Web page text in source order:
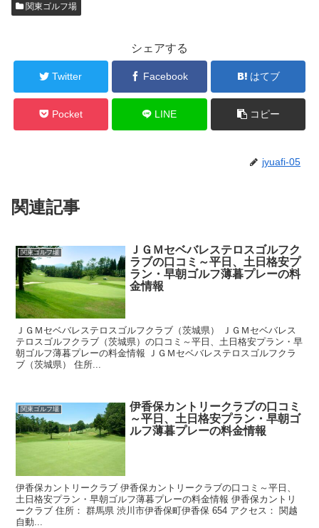
関東ゴルフ場
シェアする
Twitter Facebook はてブ
Pocket LINE コピー
jyuafi-05
関連記事
関東ゴルフ場
ＪＧＭセベバレステロスゴルフク
ラブの口コミ～平日、土日格安プ
ラン・早朝ゴルフ薄暮プレーの料
金情報
ＪＧＭセベバレステロスゴルフクラブ（茨城県） ＪＧＭセベバレス
テロスゴルフクラブ（茨城県）の口コミ～平日、土日格安プラン・早
朝ゴルフ薄暮プレーの料金情報 ＪＧＭセベバレステロスゴルフクラ
ブ（茨城県） 住所...
関東ゴルフ場
伊香保カントリークラブの口コミ
～平日、土日格安プラン・早朝ゴ
ルフ薄暮プレーの料金情報
伊香保カントリークラブ 伊香保カントリークラブの口コミ～平日、
土日格安プラン・早朝ゴルフ薄暮プレーの料金情報 伊香保カントリ
ークラブ 住所： 群馬県 渋川市伊香保町伊香保 654 アクセス： 関越
自動...